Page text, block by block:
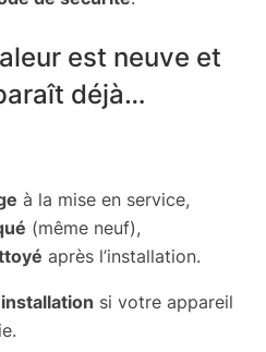
est neuve et
déjà…
à la mise en service,
(même neuf),
après l’installation.
si votre appareil